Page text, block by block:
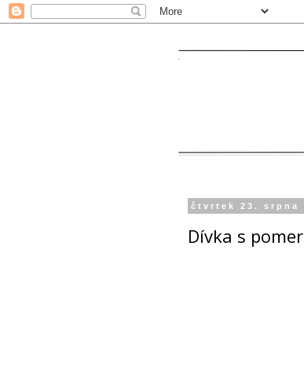
čtvrtek 23. srpna
Dívka s